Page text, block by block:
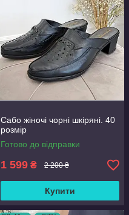
Сабо жіночі чорні шкіряні. 40
розмір
Готово до відправки
1 599 ₴ 2 200 ₴
Купити